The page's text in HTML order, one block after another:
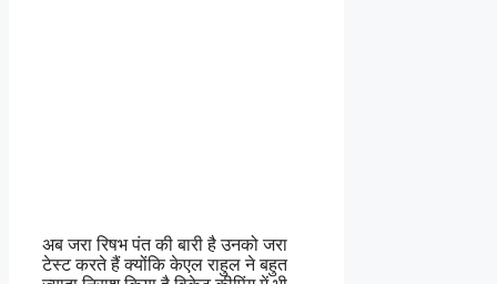
अब जरा रिषभ पंत की बारी है उनको जरा
टेस्ट करते हैं क्योंकि केएल राहुल ने बहुत